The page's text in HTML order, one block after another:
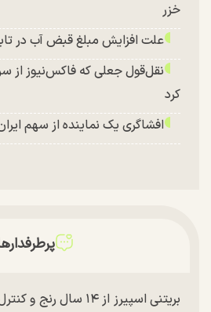
خزر
علت افزایش مبلغ قبض آب در
نقل‌قول جعلی که فاکس‌نیوز از
کرد
افشاگری یک نماینده از سهم
بریتنی اسپیرز از ۱۴